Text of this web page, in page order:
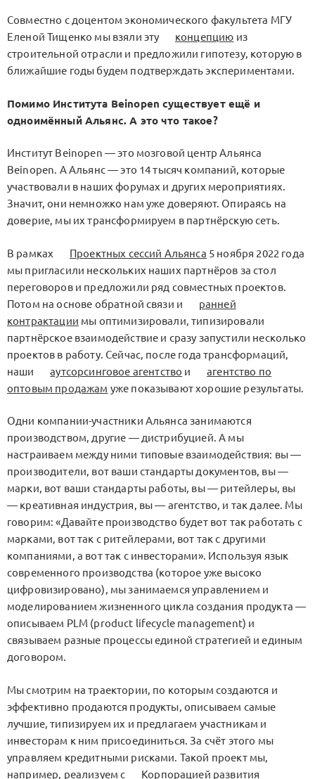
Совместно с доцентом экономического факультета МГУ
Еленой Тищенко мы взяли эту
концепцию из
строительной отрасли и предложили гипотезу, которую в
ближайшие годы будем подтверждать экспериментами.
Помимо Института Beinopen существует ещё и
одноимённый Альянс. А это что такое?
Институт Beinopen — это мозговой центр Альянса
Beinоpen. А Альянс — это 14 тысяч компаний, которые
участвовали в наших форумах и других мероприятиях.
Значит, они немножко нам уже доверяют. Опираясь на
доверие, мы их трансформируем в партнёрскую сеть.
В рамках Проектных сессий Альянса 5 ноября 2022 года
мы пригласили нескольких наших партнёров за стол
переговоров и предложили ряд совместных проектов.
Потом на основе обратной связи и
ранней
контрактации мы оптимизировали, типизировали
партнёрское взаимодействие и сразу запустили несколько
проектов в работу. Сейчас, после года трансформаций,
наши
аутсорсинговое агентство и
агентство по
оптовым продажам уже показывают хорошие результаты.
Одни компании-участники Альянса занимаются
производством, другие — дистрибуцией. А мы
настраиваем между ними типовые взаимодействия: вы —
производители, вот ваши стандарты документов, вы —
марки, вот ваши стандарты работы, вы — ритейлеры, вы
— креативная индустрия, вы — агентство, и так далее. Мы
говорим: «Давайте производство будет вот так работать с
марками, вот так с ритейлерами, вот так с другими
компаниями, а вот так с инвесторами». Используя язык
современного производства (которое уже высоко
цифровизировано), мы занимаемся управлением и
моделированием жизненного цикла создания продукта —
описываем PLM (product lifecycle management) и
связываем разные процессы единой стратегией и единым
договором.
Мы смотрим на траектории, по которым создаются и
эффективно продаются продукты, описываем самые
лучшие, типизируем их и предлагаем участникам и
инвесторам к ним присоединиться. За счёт этого мы
управляем кредитными рисками. Такой проект мы,
например, реализуем с
Корпорацией развития